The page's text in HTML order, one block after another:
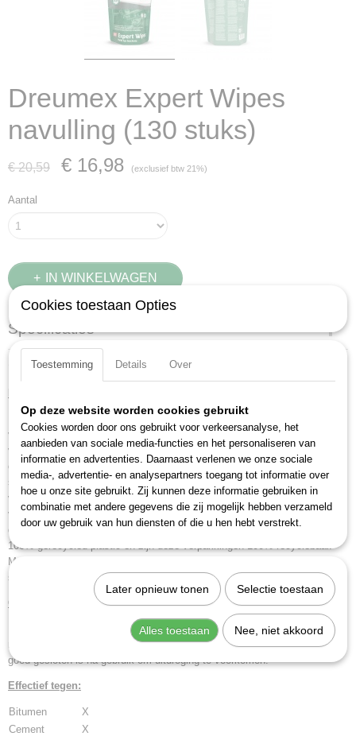
Dreumex Expert Wipes
navulling (130 stuks)
€ 20,59 € 16,98 (exclusief btw 21%)
Aantal
IN WINKELWAGEN
Specificaties
Productcode
8712602006923
Productcode leverancier
59001301006
Omschrijving
Dreumex Expert Wipes zijn sterke reinigingsdoeken met zeer effectieve
vloeistof die zelfs de meest specifieke en hardnekkigste vervuiling zoals
verf, lijm, inkt en kit verwijdert van handen, gereedschappen en
oppervlakken. Daarnaast verwijdert de reinigingsdoek ook vervuilingen als
smeermiddelen, olie en vet. Dreumex Expert Wipes zijn zeer geschikt
voor werkplekken waar geen water in de buurt is. De compacte
verpakking is makkelijk mee te nemen en laat zich eenvoudig open- en
dichtklikken. Bovendien zijn zowel de tube als de emmer gemaakt van
100% gerecycled plastic en zijn deze verpakkingen 100% recyclebaar.
Met de refill wordt 83% aan plastic bespaart ten opzichte van de
standaardverpakking.
Gebruiksinformatie:
Reinig je handen, gereedschap of harde oppervlakken met een
reinigingsdoekje totdat het vuil is verwijderd. Zorg dat de verpakking weer
goed gesloten is na gebruik om uitdroging te voorkomen.
Effectief tegen:
Bitumen
X
Cement
X
Cookies toestaan Opties
Toestemming Details Over
Op deze website worden cookies gebruikt
Cookies worden door ons gebruikt voor verkeersanalyse, het
aanbieden van sociale media-functies en het personaliseren van
informatie en advertenties. Daarnaast verlenen we onze sociale
media-, advertentie- en analysepartners toegang tot informatie over
hoe u onze site gebruikt. Zij kunnen deze informatie gebruiken in
combinatie met andere gegevens die zij mogelijk hebben verzameld
door uw gebruik van hun diensten of die u hen hebt verstrekt.
Later opnieuw tonen Selectie toestaan
Alles toestaan Nee, niet akkoord